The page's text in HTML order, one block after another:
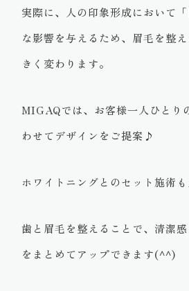
実際に、人の印象形成において
な影響を与えるため、眉毛を整
きく変わります。
MIGAQでは、お客様一人ひとり
わせてデザインをご提案♪
ホワイトニングとのセット施術も
歯と眉毛を整えることで、清潔
をまとめてアップできます(^^)